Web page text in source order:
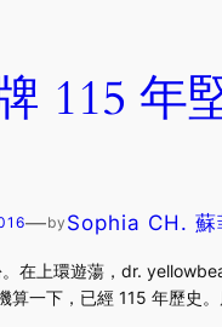
115 年
—by Sophia CH. 蘇
在上環遊蕩，dr.
算一下，已經 115 年歷史